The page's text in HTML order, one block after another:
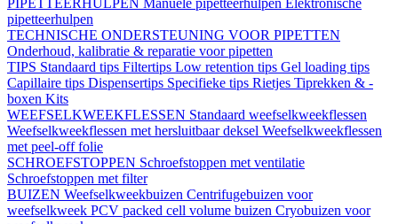
PIPETTEERHULPEN Manuele pipetteerhulpen Elektronische
pipetteerhulpen
TECHNISCHE ONDERSTEUNING VOOR PIPETTEN
Onderhoud, kalibratie & reparatie voor pipetten
TIPS Standaard tips Filtertips Low retention tips Gel loading tips
Capillaire tips Dispensertips Specifieke tips Rietjes Tiprekken & -
boxen Kits
WEEFSELKWEEKFLESSEN Standaard weefselkweekflessen
Weefselkweekflessen met hersluitbaar deksel Weefselkweekflessen
met peel-off folie
SCHROEFSTOPPEN Schroefstoppen met ventilatie
Schroefstoppen met filter
BUIZEN Weefselkweekbuizen Centrifugebuizen voor
weefselkweek PCV packed cell volume buizen Cryobuizen voor